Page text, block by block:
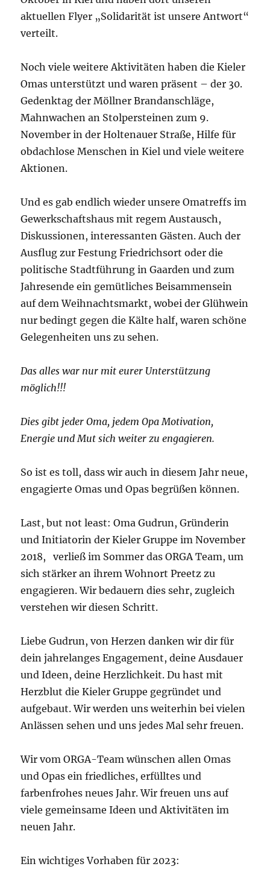
aktuellen Flyer „Solidarität ist unsere Antwort“
verteilt.
Noch viele weitere Aktivitäten haben die Kieler
Omas unterstützt und waren präsent – der 30.
Gedenktag der Möllner Brandanschläge,
Mahnwachen an Stolpersteinen zum 9.
November in der Holtenauer Straße, Hilfe für
obdachlose Menschen in Kiel und viele weitere
Aktionen.
Und es gab endlich wieder unsere Omatreffs im
Gewerkschaftshaus mit regem Austausch,
Diskussionen, interessanten Gästen. Auch der
Ausflug zur Festung Friedrichsort oder die
politische Stadtführung in Gaarden und zum
Jahresende ein gemütliches Beisammensein
auf dem Weihnachtsmarkt, wobei der Glühwein
nur bedingt gegen die Kälte half, waren schöne
Gelegenheiten uns zu sehen.
Das alles war nur mit eurer Unterstützung
möglich!!!
Dies gibt jeder Oma, jedem Opa Motivation,
Energie und Mut sich weiter zu engagieren.
So ist es toll, dass wir auch in diesem Jahr neue,
engagierte Omas und Opas begrüßen können.
Last, but not least: Oma Gudrun, Gründerin
und Initiatorin der Kieler Gruppe im November
2018, verließ im Sommer das ORGA Team, um
sich stärker an ihrem Wohnort Preetz zu
engagieren. Wir bedauern dies sehr, zugleich
verstehen wir diesen Schritt.
Liebe Gudrun, von Herzen danken wir dir für
dein jahrelanges Engagement, deine Ausdauer
und Ideen, deine Herzlichkeit. Du hast mit
Herzblut die Kieler Gruppe gegründet und
aufgebaut. Wir werden uns weiterhin bei vielen
Anlässen sehen und uns jedes Mal sehr freuen.
Wir vom ORGA-Team wünschen allen Omas
und Opas ein friedliches, erfülltes und
farbenfrohes neues Jahr. Wir freuen uns auf
viele gemeinsame Ideen und Aktivitäten im
neuen Jahr.
Ein wichtiges Vorhaben für 2023: